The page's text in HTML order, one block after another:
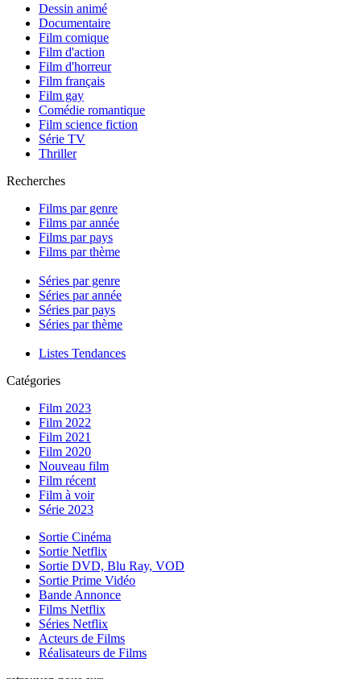
Dessin animé
Documentaire
Film comique
Film d'action
Film d'horreur
Film français
Film gay
Comédie romantique
Film science fiction
Série TV
Thriller
Recherches
Films par genre
Films par année
Films par pays
Films par thème
Séries par genre
Séries par année
Séries par pays
Séries par thème
Listes Tendances
Catégories
Film 2023
Film 2022
Film 2021
Film 2020
Nouveau film
Film récent
Film à voir
Série 2023
Sortie Cinéma
Sortie Netflix
Sortie DVD, Blu Ray, VOD
Sortie Prime Vidéo
Bande Annonce
Films Netflix
Séries Netflix
Acteurs de Films
Réalisateurs de Films